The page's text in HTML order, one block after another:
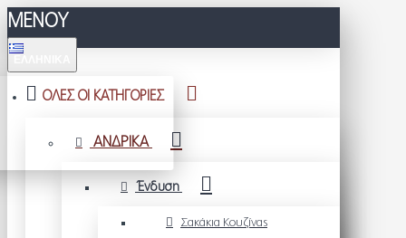
ΜΕΝΟΥ
ΟΛΕΣ ΟΙ ΚΑΤΗΓΟΡΙΕΣ
ΑΝΔΡΙΚΑ
Ένδυση
Σακάκια Κουζίνας